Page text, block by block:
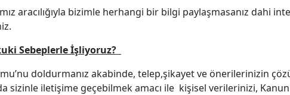
aracılığıyla bizimle herhangi bir bilgi paylaşmasanız dahi
Sebeplerle İşliyoruz?
doldurmanız akabinde, telep,şikayet ve önerilerinizin
iletişime geçebilmek amacı ile kişisel verilerinizi,